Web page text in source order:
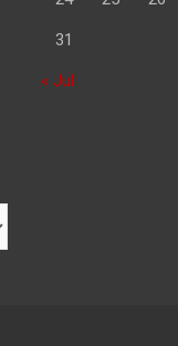
31
« Jul